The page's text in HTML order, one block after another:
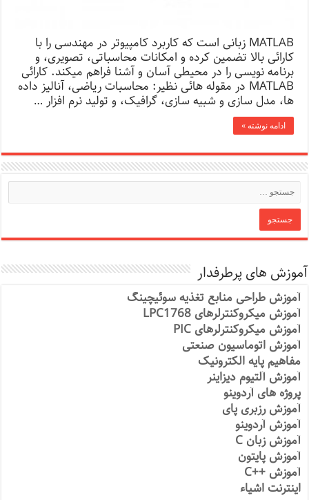
MATLAB زبانی است که کاربرد کامپیوتر در مهندسی را با
کارائی بالا تضمین کرده و امکانات محاسباتی، تصویری، و
برنامه نویسی را در محیطی آسان و آشنا فراهم میکند. کارائی
MATLAB در مقوله هائی نظیر: محاسبات ریاضی، آنالیز داده
ها، مدل سازی و شبیه سازی، گرافیک، و تولید نرم افزار …
ادامه نوشته »
آموزش های پرطرفدار
آموزش طراحی منابع تغذیه سوئیچینگ
آموزش میکروکنترلرهای LPC1768
آموزش میکروکنترلرهای PIC
آموزش اتوماسیون صنعتی
مفاهیم پایه الکترونیک
آموزش آلتیوم دیزاینر
پروژه های آردوینو
آموزش رزبری پای
آموزش آردوینو
آموزش زبان C
آموزش پایتون
آموزش ++C
اینترنت اشیاء